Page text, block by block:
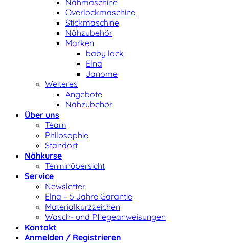
Nähmaschine
Overlockmaschine
Stickmaschine
Nähzubehör
Marken
baby lock
Elna
Janome
Weiteres
Angebote
Nähzubehör
Über uns
Team
Philosophie
Standort
Nähkurse
Terminübersicht
Service
Newsletter
Elna – 5 Jahre Garantie
Materialkurzzeichen
Wasch- und Pflegeanweisungen
Kontakt
Anmelden / Registrieren